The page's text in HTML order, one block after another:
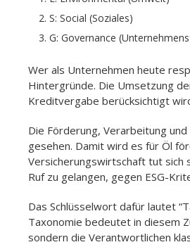
S: Social (Soziales)
G: Governance
Wer als Unternehmen heute
Hintergründe. Die Umsetzung
Kreditvergabe berücksichtigt
Die Förderung, Verarbeitung
gesehen. Damit wird es für Öl
Versicherungswirtschaft tut sich
Ruf zu gelangen, gegen ESG-
Das Schlüsselwort dafür lautet
Taxonomie bedeutet in diesem
sondern die Verantwortlichen